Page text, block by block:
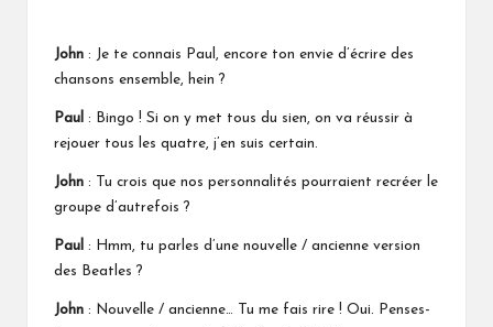
John : Je te connais Paul, encore ton envie d’écrire des
chansons ensemble, hein ?
Paul : Bingo ! Si on y met tous du sien, on va réussir à
rejouer tous les quatre, j’en suis certain.
John : Tu crois que nos personnalités pourraient recréer le
groupe d’autrefois ?
Paul : Hmm, tu parles d’une nouvelle / ancienne version
des Beatles ?
John : Nouvelle / ancienne… Tu me fais rire ! Oui. Penses-